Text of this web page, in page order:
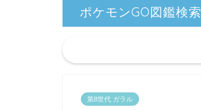
ポケモンGO図鑑検索
第8世代 ガラル